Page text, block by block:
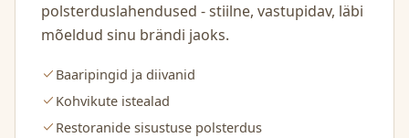
polsterduslahendused - stiilne, vastupidav, läbi
mõeldud sinu brändi jaoks.
check Baaripingid ja diivanid
check Kohvikute istealad
check Restoranide sisustuse polsterdus